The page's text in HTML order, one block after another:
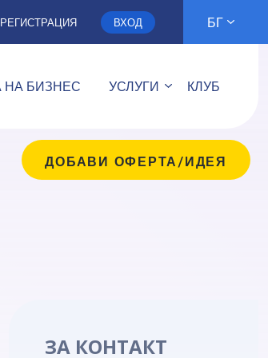
РЕГИСТРАЦИЯ ВХОД БГ
НА БИЗНЕС УСЛУГИ КЛУБ
ДОБАВИ ОФЕРТА/ИДЕЯ
ЗА КОНТАКТ